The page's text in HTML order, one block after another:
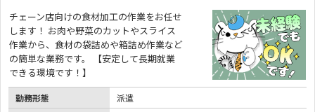
チェーン店向けの食材加工の作業をお任せ
します！ お肉や野菜のカットやスライス
作業から、食材の袋詰めや箱詰め作業など
の簡単な業務です。 【安定して長期就業
できる環境です！】
勤務形態
派遣